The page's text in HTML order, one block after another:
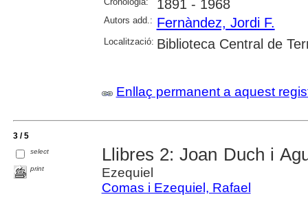
1891 - 1968
Autors add.: Fernàndez, Jordi F.
Localització: Biblioteca Central de
Enllaç permanent a aquest
3 / 5
select
print
Llibres 2: Joan Duch i
Ezequiel
Comas i Ezequiel, Rafael